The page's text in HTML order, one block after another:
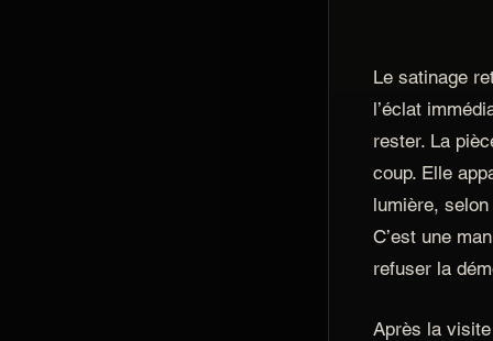
Le satinage
l’éclat
rester. La
coup. Elle
lumière,
C’est une
refuser la
Après la